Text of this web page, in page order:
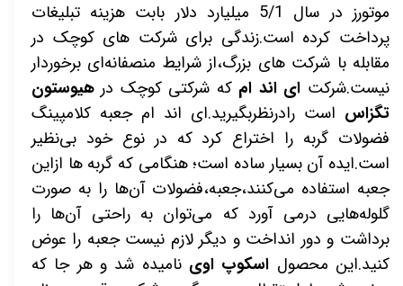
موتورز در سال 5/1 میلیارد دلار بابت هزینه تبلیغات
پرداخت کرده است.زندگی برای شرکت های کوچک در
مقابله با شرکت های بزرگ،از شرایط منصفانه‌ای برخوردار
نیست.شرکت ای اند ام که شرکتی کوچک در هیوستون
تگزاس است رادرنظربگیرید.ای اند ام جعبه کلامپینگ
فضولات گربه را اختراع کرد که در نوع خود بی‌نظیر
است.ایده آن بسیار ساده است؛ هنگامی که گربه ها ازاین
جعبه استفاده می‌کنند،جعبه،فضولات آن‌ها را به صورت
گلوله‌هایی درمی آورد که می‌توان به راحتی آن‌ها را
برداشت و دور انداخت و دیگر لازم نیست جعبه را عوض
کنید.این محصول اسکوپ اوی نامیده شد و هر جا که